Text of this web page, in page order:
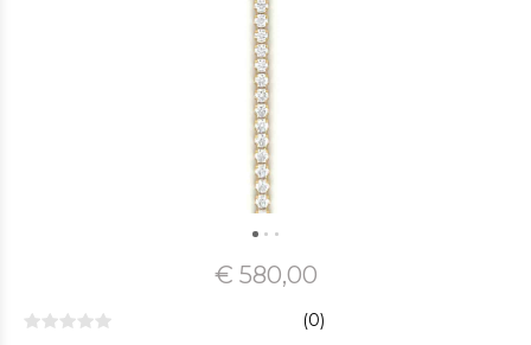
€ 580,00
(0)